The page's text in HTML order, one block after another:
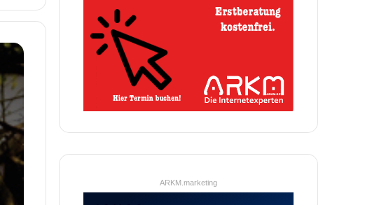
ARKM.marketing